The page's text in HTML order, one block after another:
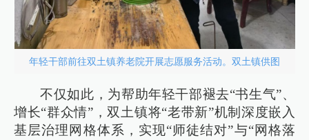
年轻干部前往双土镇养老院开展志愿服务活动。双土镇供图
不仅如此，为帮助年轻干部褪去“书生气”、
增长“群众情”，双土镇将“老带新”机制深度嵌入
基层治理网格体系，实现“师徒结对”与“网格落